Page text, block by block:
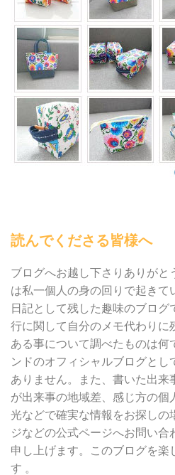
読んでくださる皆様へ
ブログへお越し下さりありがと
は私一個人の身の回りで起きて
日記として残した趣味のブログ
行に関して自分のメモ代わりに
ある事について調べたものは何
ンドのオフィシャルブログとし
ありません。また、書いた出来
が出来事の地域差、感じ方の個
光などで確実な情報をお探しの
ジなどの公式ページへお問い合
申し上げます。このブログを楽
す 。